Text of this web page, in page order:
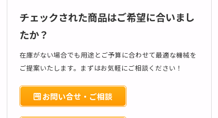
チェックされた商品はご希望に合いまし
たか？
在庫がない場合でも用途とご予算に合わせて最適な機械を
ご提案いたします。まずはお気軽にご相談ください！
お問い合せ・ご相談